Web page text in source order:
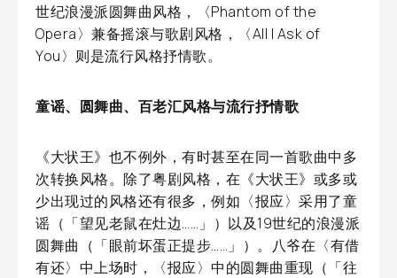
世纪浪漫派圆舞曲风格，〈Phantom of the
Opera〉兼备摇滚与歌剧风格，〈All I Ask of
You〉则是流行风格抒情歌。
童谣、圆舞曲、百老汇风格与流行抒情歌
《大状王》也不例外，有时甚至在同一首歌曲中多
次转换风格。除了粤剧风格，在《大状王》或多或
少出现过的风格还有很多，例如〈报应〉采用了童
谣（「望见老鼠在灶边……」）以及19世纪的浪漫派
圆舞曲（「眼前坏蛋正提步……」）。八爷在〈有借
有还〉中上场时，〈报应〉中的圆舞曲重现（「往